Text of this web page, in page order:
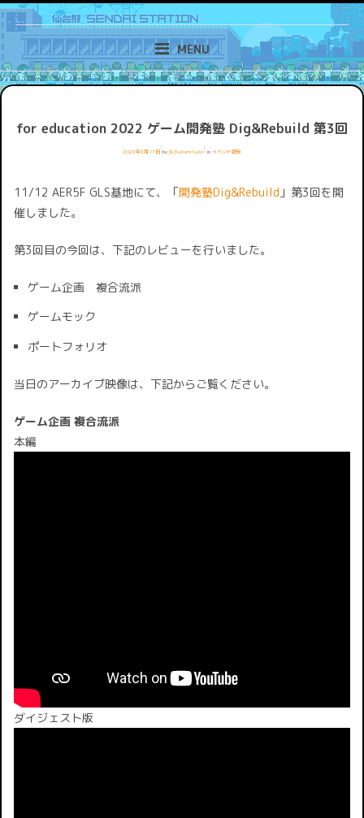
Skip
to
content
ゲーム作りが好きだから。「おもしろい」を提供するために、仙台で始まる
新しい取り組み。
MENU
for education 2022 ゲーム開発塾 Dig&Rebuild 第3回
2023年3月17日 by [IL]Satomi Sato in イベント報告
11/12 AER5F GLS基地にて、「開発塾Dig&Rebuild 」第3回を開
催しました。
第3回目の今回は、下記のレビューを行いました。
ゲーム企画 複合流派
ゲームモック
ポートフォリオ
当日のアーカイブ映像は、下記からご覧ください。
ゲーム企画 複合流派
本編
ダイジェスト版